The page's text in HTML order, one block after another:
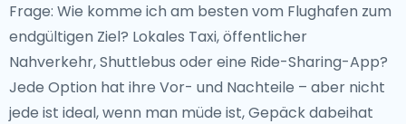
Frage: Wie komme ich am besten vom Flughafen zum
endgültigen Ziel? Lokales Taxi, öffentlicher
Nahverkehr, Shuttlebus oder eine Ride-Sharing-App?
Jede Option hat ihre Vor- und Nachteile – aber nicht
jede ist ideal, wenn man müde ist, Gepäck dabeihat